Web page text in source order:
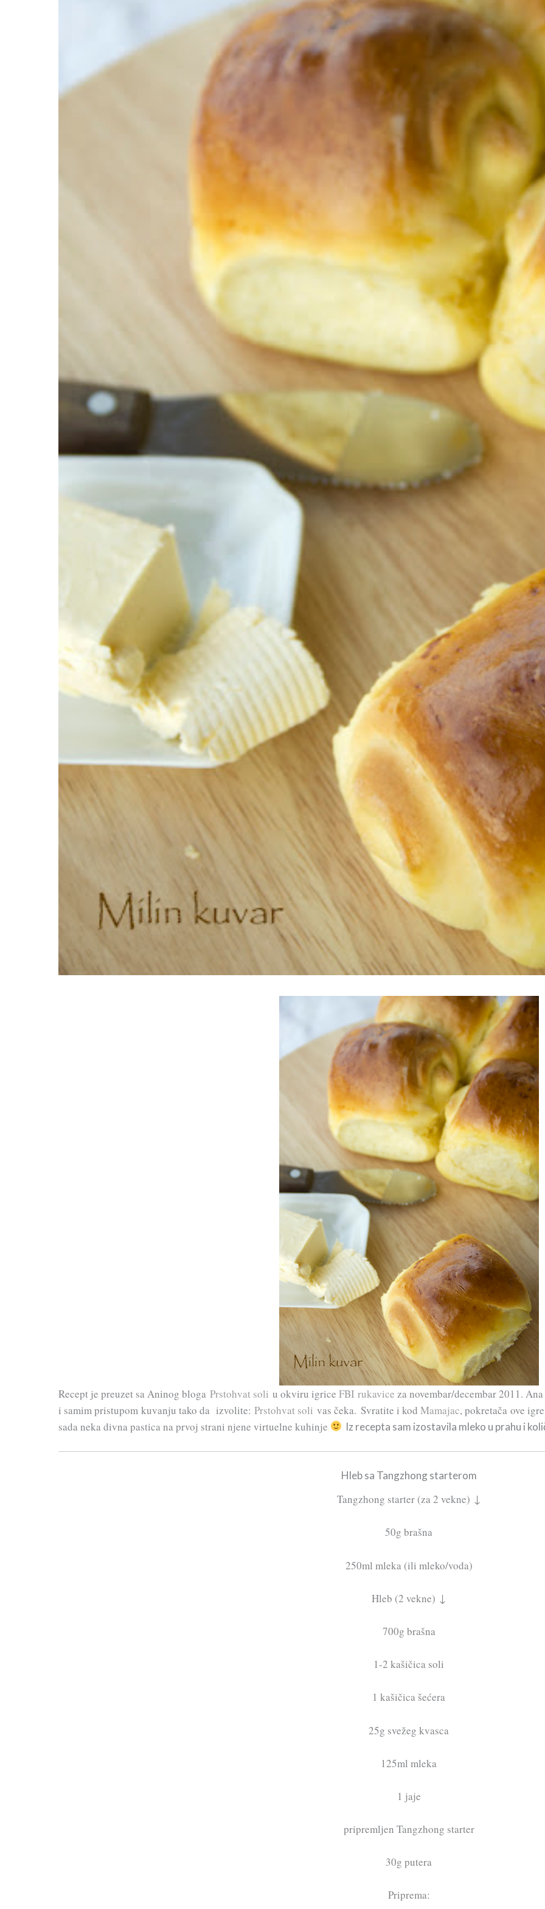
Recept je preuzet sa Aninog blogaPrstohvat soli u okviru igrice FBI rukavice za novembar/decembar 2011.
i samim pristupom kuvanju tako da izvolite: Prstohvat soli vas čeka. Svratite i kodMamajac, pokretača ove
sada neka divna pastica na prvoj strani njene virtuelne kuhinje
Iz recepta sam izostavila mleko u prahu i
Hleb sa Tangzhong starterom
Tangzhong starter (za 2 vekne) ↓
50g brašna
250ml mleka (ili mleko/voda)
Hleb (2 vekne) ↓
700g brašna
1-2 kašičica soli
1 kašičica šećera
25g svežeg kvasca
125ml mleka
1 jaje
pripremljen Tangzhong starter
30g putera
Priprema: